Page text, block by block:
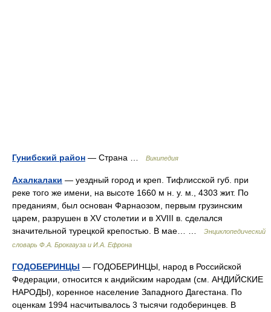
Гунибский район — Страна … Википедия
Ахалкалаки — уездный город и креп. Тифлисской губ. при
реке того же имени, на высоте 1660 м н. у. м., 4303 жит. По
преданиям, был основан Фарнаозом, первым грузинским
царем, разрушен в XV столетии и в XVIII в. сделался
значительной турецкой крепостью. В мае… …
Энциклопедический
словарь Ф.А. Брокгауза и И.А. Ефрона
ГОДОБЕРИНЦЫ — ГОДОБЕРИНЦЫ, народ в Российской
Федерации, относится к андийским народам (см. АНДИЙСКИЕ
НАРОДЫ), коренное население Западного Дагестана. По
оценкам 1994 насчитывалось 3 тысячи годоберинцев. В